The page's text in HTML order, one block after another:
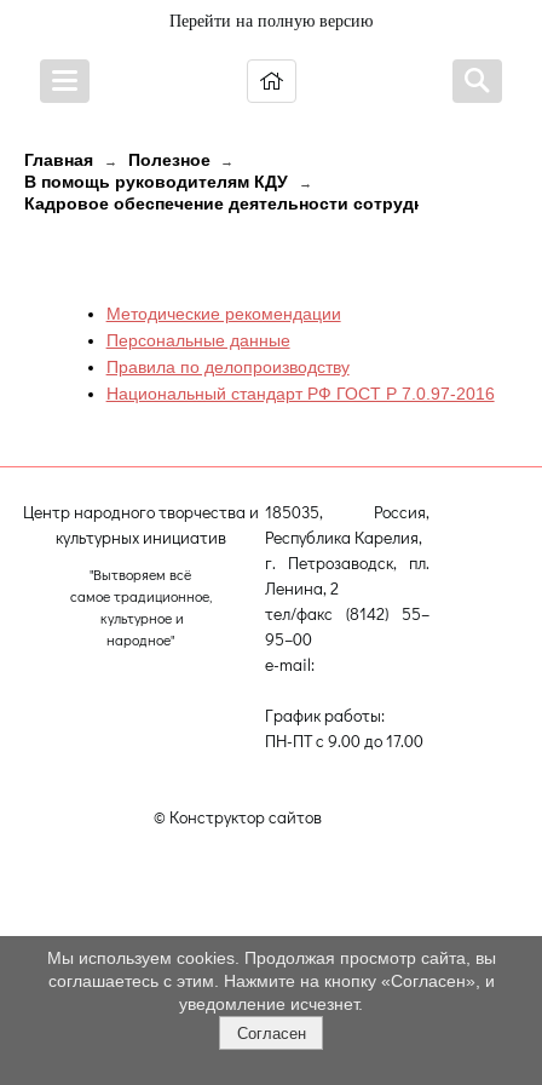
Перейти на полную версию
Главная → Полезное →
В помощь руководителям КДУ →
Кадровое обеспечение деятельности сотрудников КДУ
Методические рекомендации
Персональные данные
Правила по делопроизводству
Национальный стандарт РФ ГОСТ Р 7.0.97-2016
Центр народного творчества и
культурных инициатив
"Вытворяем всё
самое традиционное,
культурное и
народное"
185035, Россия,
Республика Карелия,
г. Петрозаводск, пл.
Ленина, 2
тел/факс (8142) 55–
95–00
e-mail:
График работы:
ПН-ПТ с 9.00 до 17.00
© Конструктор сайтов
Мы используем cookies. Продолжая просмотр сайта, вы
соглашаетесь с этим. Нажмите на кнопку «Согласен», и
уведомление исчезнет.
Согласен